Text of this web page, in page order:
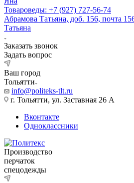
Товароведы: +7 (927) 727-56-74
Абрамова Татьяна, доб. 156, почта
Татьяна
Заказать звонок
Задать вопрос
Ваш город
Тольятти
info@politeks-tlt.ru
г. Тольятти, ул. Заставная 26 А
Вконтакте
Одноклассники
Производство
перчаток
спецодежды